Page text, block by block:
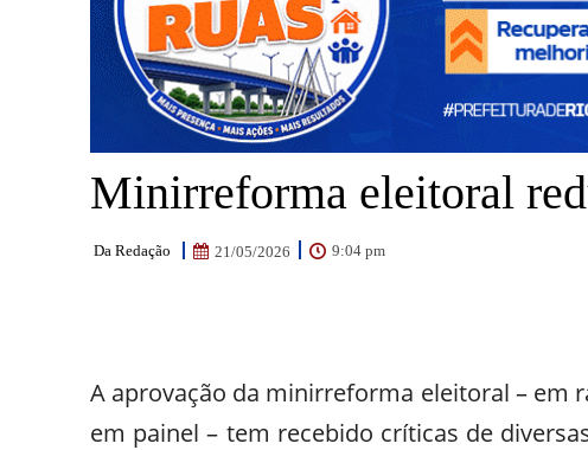
Minirreforma eleitoral
Da Redação 21/05/2026 9:04 pm
A aprovação da minirreforma eleitoral – em
em painel – tem recebido críticas de